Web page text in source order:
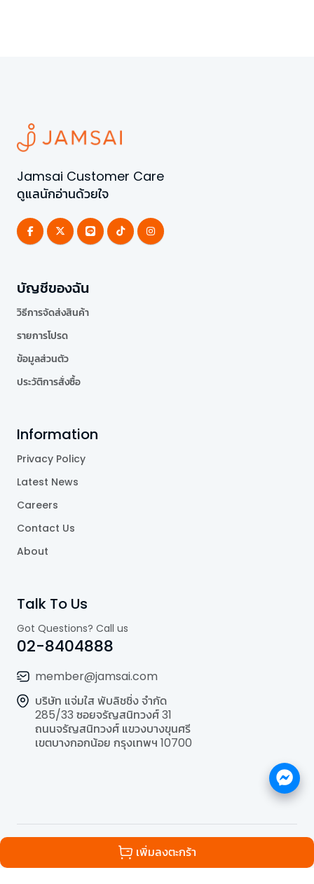
เพิ่มลงตะกร้า
Jamsai Customer Care
ดูแลนักอ่านด้วยใจ
บัญชีของฉัน
วิธีการจัดส่งสินค้า
รายการโปรด
ข้อมูลส่วนตัว
ประวัติการสั่งซื้อ
Information
Privacy Policy
Latest News
Careers
Contact Us
About
Talk To Us
Got Questions? Call us
02-8404888
member@jamsai.com
บริษัท แจ่มใส พับลิชชิ่ง จำกัด
285/33 ซอยจรัญสนิทวงศ์ 31
ถนนจรัญสนิทวงศ์ แขวงบางขุนศรี
เขตบางกอกน้อย กรุงเทพฯ 10700
All Rights Reserved | Powered by